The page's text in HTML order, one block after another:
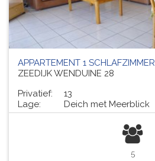
APPARTEMENT 1 SCHLAFZIMMER
ZEEDIJK WENDUINE 28
Privatief:
13
Lage:
Deich met Meerblick
5